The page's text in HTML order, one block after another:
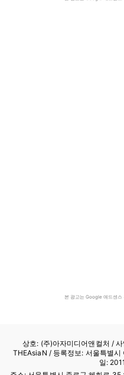
본 광고는 Google 애드센스
상호: (주)아자미디어앤컬처 /
THEAsiaN / 등록정보: 서울특별
일: